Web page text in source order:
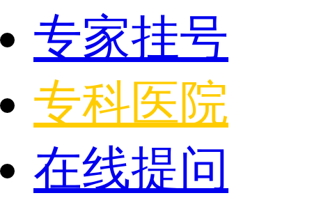
专家挂号
专科医院
在线提问